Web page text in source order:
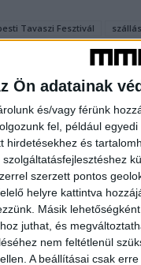
Ön adatainak
és/vagy férünk
fel, például
hirdetésekhez és
szerzett pontos
helyre kattintva
Másik
juthat, és
nem feltétlenül
A beállításai csak
Tavaszi Fesztivál
Új